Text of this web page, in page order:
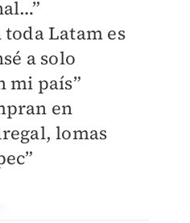
toda Latam es
a solo
mi país”
en
lomas